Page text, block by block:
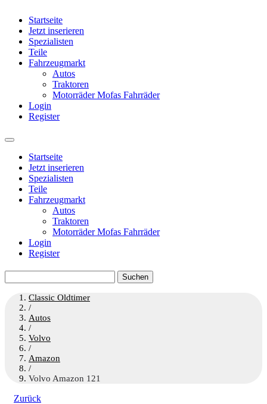
Startseite
Jetzt inserieren
Spezialisten
Teile
Fahrzeugmarkt
Autos
Traktoren
Motorräder Mofas Fahrräder
Login
Register
Startseite
Jetzt inserieren
Spezialisten
Teile
Fahrzeugmarkt
Autos
Traktoren
Motorräder Mofas Fahrräder
Login
Register
nach:
Classic Oldtimer
/
Autos
/
Volvo
/
Amazon
/
Volvo Amazon 121
Zurück